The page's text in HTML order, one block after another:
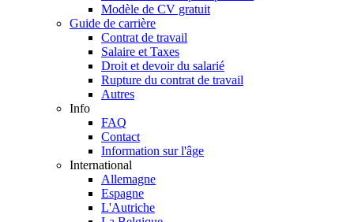
Modèle de CV gratuit
Guide de carrière
Contrat de travail
Salaire et Taxes
Droit et devoir du salarié
Rupture du contrat de travail
Autres
Info
FAQ
Contact
Information sur l'âge
International
Allemagne
Espagne
L'Autriche